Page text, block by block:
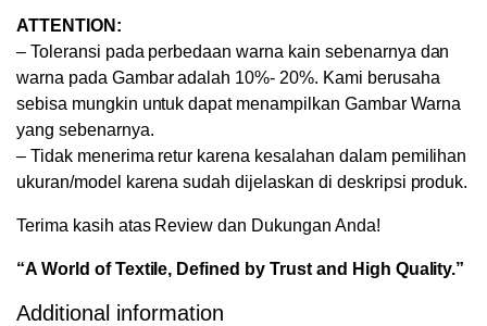
ATTENTION:
– Toleransi pada perbedaan warna kain sebenarnya dan
warna pada Gambar adalah 10%- 20%. Kami berusaha
sebisa mungkin untuk dapat menampilkan Gambar Warna
yang sebenarnya.
– Tidak menerima retur karena kesalahan dalam pemilihan
ukuran/model karena sudah dijelaskan di deskripsi produk.
Terima kasih atas Review dan Dukungan Anda!
“A World of Textile, Defined by Trust and High Quality.”
Additional information